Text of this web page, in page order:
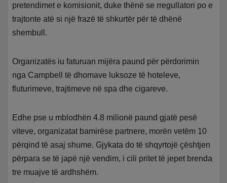
pretendimet e komisionit, duke thënë se rregullatori po e
trajtonte atë si një frazë të shkurtër për të dhënë
shembull.
Organizatës iu faturuan mijëra paund për përdorimin
nga Campbell të dhomave luksoze të hoteleve,
fluturimeve, trajtimeve në spa dhe cigareve.
Edhe pse u mblodhën 4.8 milionë paund gjatë pesë
viteve, organizatat bamirëse partnere, morën vetëm 10
përqind të asaj shume. Gjykata do të shqyrtojë çështjen
përpara se të japë një vendim, i cili pritet të jepet brenda
tre muajve të ardhshëm.